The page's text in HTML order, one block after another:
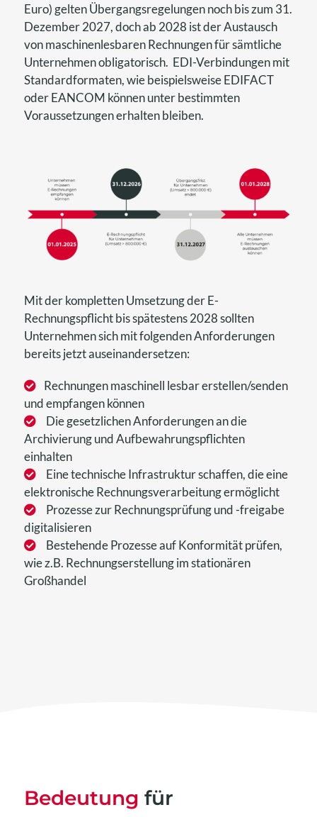
Euro) gelten Übergangsregelungen noch bis zum 31.
Dezember 2027, doch ab 2028 ist der Austausch
von maschinenlesbaren Rechnungen für sämtliche
Unternehmen obligatorisch. EDI-Verbindungen mit
Standardformaten, wie beispielsweise EDIFACT
oder EANCOM können unter bestimmten
Voraussetzungen erhalten bleiben.
Mit der kompletten Umsetzung der E-
Rechnungspflicht bis spätestens 2028 sollten
Unternehmen sich mit folgenden Anforderungen
bereits jetzt auseinandersetzen:
Rechnungen maschinell lesbar erstellen/senden
und empfangen können
Die gesetzlichen Anforderungen an die
Archivierung und Aufbewahrungspflichten
einhalten
Eine technische Infrastruktur schaffen, die eine
elektronische Rechnungsverarbeitung ermöglicht
Prozesse zur Rechnungsprüfung und -freigabe
digitalisieren
Bestehende Prozesse auf Konformität prüfen,
wie z.B. Rechnungserstellung im stationären
Großhandel
Bedeutung für